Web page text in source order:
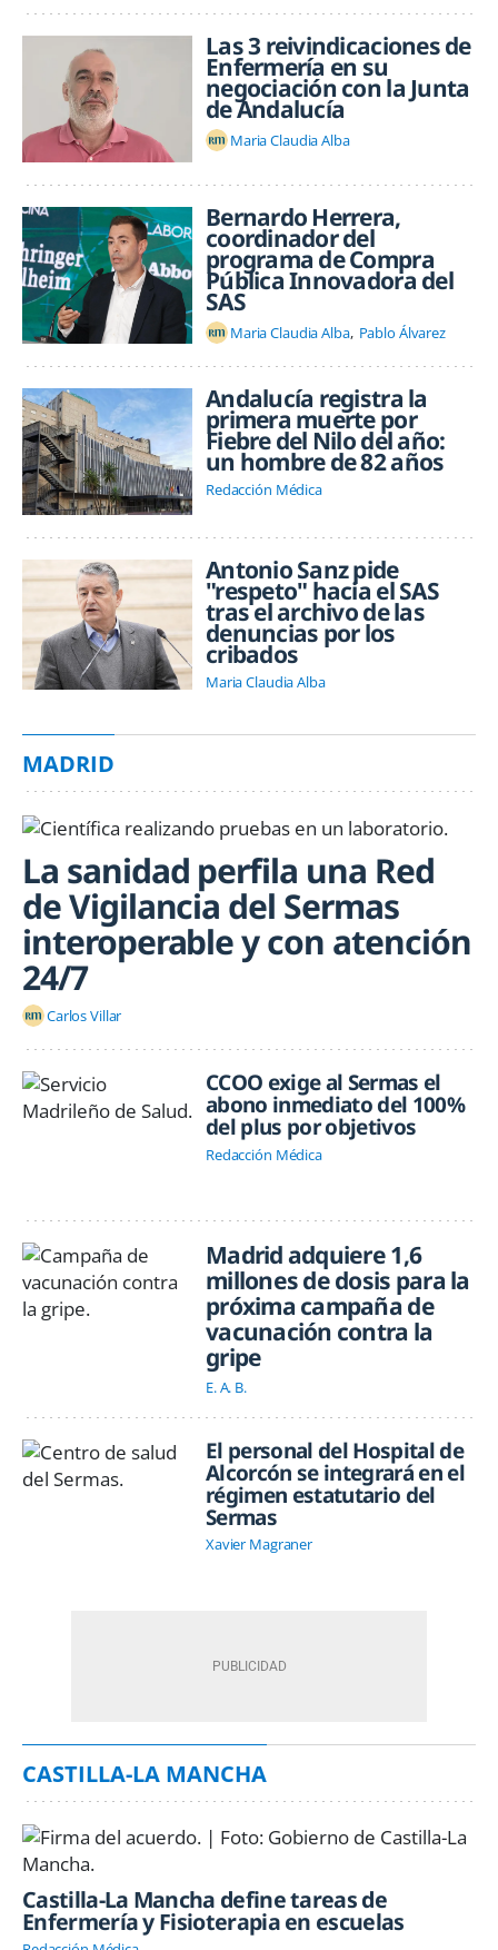
Las 3 reivindicaciones de
Enfermería en su
negociación con la Junta
de Andalucía
Maria Claudia Alba
Bernardo Herrera,
coordinador del
programa de Compra
Pública Innovadora del
SAS
Maria Claudia Alba Pablo Álvarez
Andalucía registra la
primera muerte por
Fiebre del Nilo del año:
un hombre de 82 años
Redacción Médica
Antonio Sanz pide
"respeto" hacia el SAS
tras el archivo de las
denuncias por los
cribados
Maria Claudia Alba
MADRID
La sanidad perfila una Red
de Vigilancia del Sermas
interoperable y con atención
24/7
Carlos Villar
CCOO exige al Sermas el
abono inmediato del 100%
del plus por objetivos
Redacción Médica
Madrid adquiere 1,6
millones de dosis para la
próxima campaña de
vacunación contra la
gripe
E. A. B.
El personal del Hospital de
Alcorcón se integrará en el
régimen estatutario del
Sermas
Xavier Magraner
CASTILLA-LA MANCHA
Castilla-La Mancha define tareas de
Enfermería y Fisioterapia en escuelas